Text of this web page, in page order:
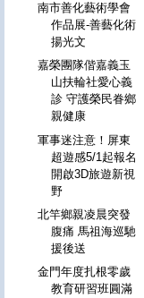
南市善化藝術學會
作品展-善藝化術
揚光文
嘉榮團隊偕嘉義玉
山扶輪社愛心義
診 守護榮民眷鄉
親健康
軍事迷注意！屏東
超遊感5/1起報名
開啟3D旅遊新視
野
北竿鄉親凌晨突發
腹痛 馬祖海巡馳
援後送
金門年度扎根零歲
教育研習班圓滿